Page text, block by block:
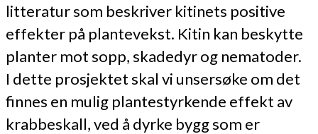
litteratur som beskriver kitinets positive
effekter på plantevekst. Kitin kan beskytte
planter mot sopp, skadedyr og nematoder.
I dette prosjektet skal vi unsersøke om det
finnes en mulig plantestyrkende effekt av
krabbeskall, ved å dyrke bygg som er